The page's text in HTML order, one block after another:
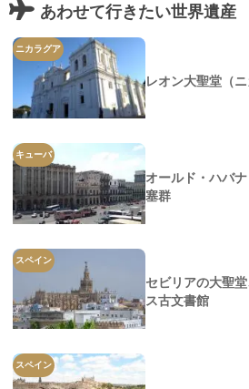
あわせて行きたい世界遺産
ニカラグア
レオン大聖堂（ニ
キューバ
オールド・ハバ
塞群
スペイン
セビリアの大聖
ス古文書館
スペイン